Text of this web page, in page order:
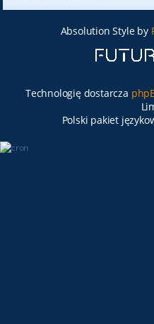
Absolution Style by
Technologię dostarcza
Polski pakiet